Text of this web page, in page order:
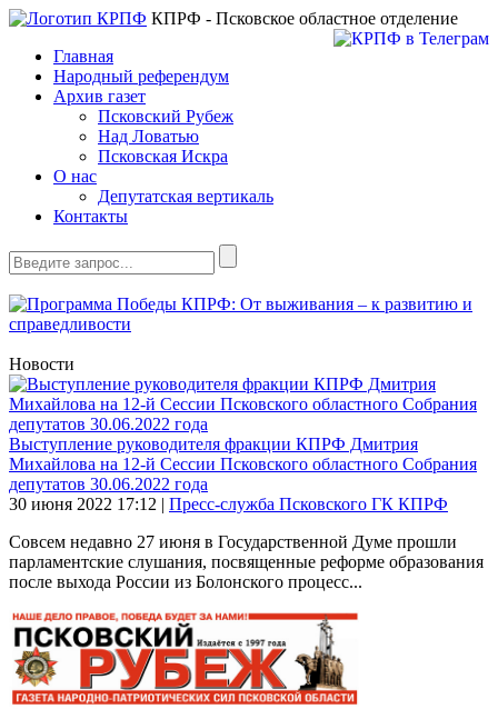
КПРФ - Псковское областное отделение
Главная
Народный референдум
Архив газет
Псковский Рубеж
Над Ловатью
Псковская Искра
О нас
Депутатская вертикаль
Контакты
Новости
Выступление руководителя фракции КПРФ Дмитрия
Михайлова на 12-й Сессии Псковского областного Собрания
депутатов 30.06.2022 года
30 июня 2022 17:12 | Пресс-служба Псковского ГК КПРФ
Совсем недавно 27 июня в Государственной Думе прошли
парламентские слушания, посвященные реформе образования
после выхода России из Болонского процесс...